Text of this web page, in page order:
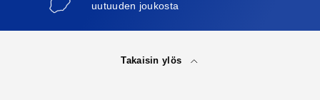
uutuuden joukosta
Takaisin ylös